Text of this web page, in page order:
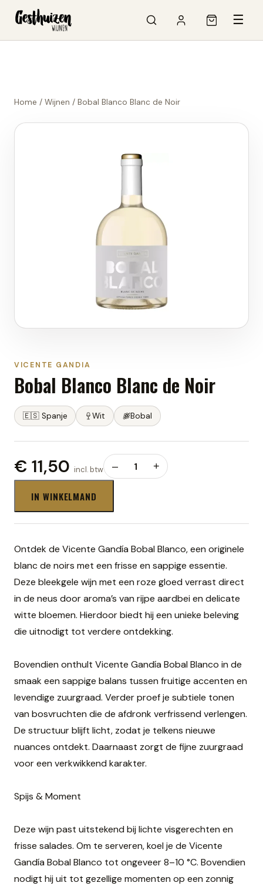
☰
Home / Wijnen / Bobal Blanco Blanc de Noir
VICENTE GANDIA
Bobal Blanco Blanc de Noir
🇪🇸 Spanje Wit Bobal
€ 11,50 incl. btw – 1 +
IN WINKELMAND
Ontdek de Vicente Gandía Bobal Blanco, een originele
blanc de noirs met een frisse en sappige essentie.
Deze bleekgele wijn met een roze gloed verrast direct
in de neus door aroma’s van rijpe aardbei en delicate
witte bloemen. Hierdoor biedt hij een unieke beleving
die uitnodigt tot verdere ontdekking.
Bovendien onthult Vicente Gandía Bobal Blanco in de
smaak een sappige balans tussen fruitige accenten en
levendige zuurgraad. Verder proef je subtiele tonen
van bosvruchten die de afdronk verfrissend verlengen.
De structuur blijft licht, zodat je telkens nieuwe
nuances ontdekt. Daarnaast zorgt de fijne zuurgraad
voor een verkwikkend karakter.
Spijs & Moment
Deze wijn past uitstekend bij lichte visgerechten en
frisse salades. Om te serveren, koel je de Vicente
Gandía Bobal Blanco tot ongeveer 8–10 °C. Bovendien
nodigt hij uit tot gezellige momenten op een zonnig